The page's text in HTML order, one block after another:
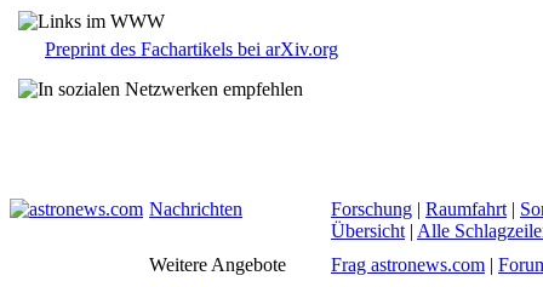
Preprint des Fachartikels bei arXiv.org
Nachrichten Forschung | Raumfahrt |
Übersicht | Alle
Weitere Angebote
Frag astronews.com |